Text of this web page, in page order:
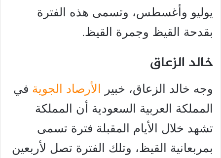
يوليو وأغسطس، وتسمى هذه الفترة
بقدحة القيظ وجمرة القيظ.
خالد الزعاق
وجه خالد الزعاق، خبير الأرصاد الجوية في
المملكة العربية السعودية أن المملكة
تشهد خلال الأيام المقبلة فترة تسمى
بمربعانية القيظ، وتلك الفترة تصل لأربعين